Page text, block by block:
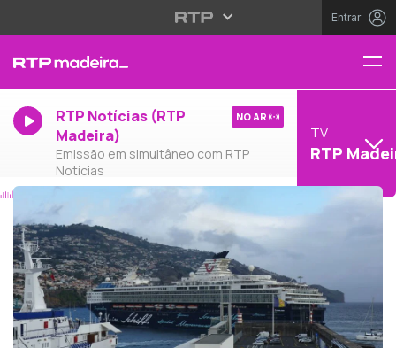
Entrar
RTP Notícias (RTP
Madeira)
Emissão em simultâneo com RTP
Notícias
NO AR
TV
RTP